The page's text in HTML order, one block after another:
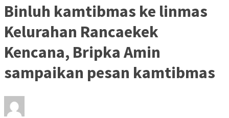
Binluh kamtibmas ke linmas
Kelurahan Rancaekek
Kencana, Bripka Amin
sampaikan pesan kamtibmas